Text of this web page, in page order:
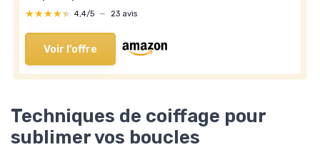
★★★★★
★★★★★ 4,4/5 — 23 avis
Voir l'offre
Techniques de coiffage pour
sublimer vos boucles